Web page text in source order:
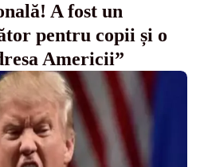
A fost un
pentru copii și o
Americii”